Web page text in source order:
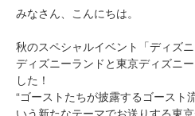
みなさん、こんにちは。
秋のスペシャルイベント「ディズ
ディズニーランドと東京ディズニ
した！
“ゴーストたちが披露するゴースト
いう新たなテーマでお送りする東